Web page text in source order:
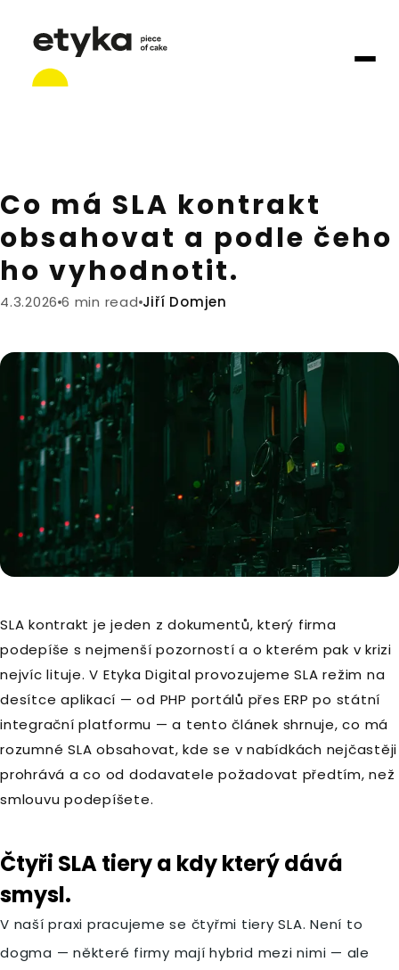
Co má SLA kontrakt
obsahovat a podle čeho
ho vyhodnotit.
4.3.2026 6 min read Jiří Domjen
SLA kontrakt je jeden z dokumentů, který firma
podepíše s nejmenší pozorností a o kterém pak v krizi
nejvíc lituje. V Etyka Digital provozujeme SLA režim na
desítce aplikací — od PHP portálů přes ERP po státní
integrační platformu — a tento článek shrnuje, co má
rozumné SLA obsahovat, kde se v nabídkách nejčastěji
prohrává a co od dodavatele požadovat předtím, než
smlouvu podepíšete.
Čtyři SLA tiery a kdy který dává
smysl.
V naší praxi pracujeme se čtyřmi tiery SLA. Není to
dogma — některé firmy mají hybrid mezi nimi — ale